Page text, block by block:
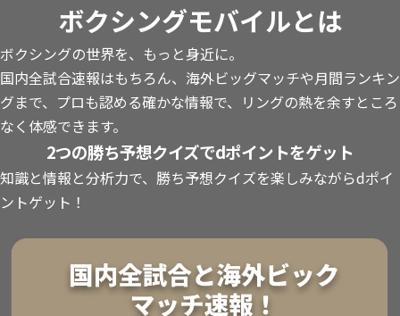
ボクシングモバイルとは
ボクシングの世界を、もっと身近に。
国内全試合速報はもちろん、海外ビッグマッチや月間ランキン
グまで、プロも認める確かな情報で、リングの熱を余すところ
なく体感できます。
2つの勝ち予想クイズでdポイントをゲット
知識と情報と分析力で、勝ち予想クイズを楽しみながらdポイ
ントゲット！